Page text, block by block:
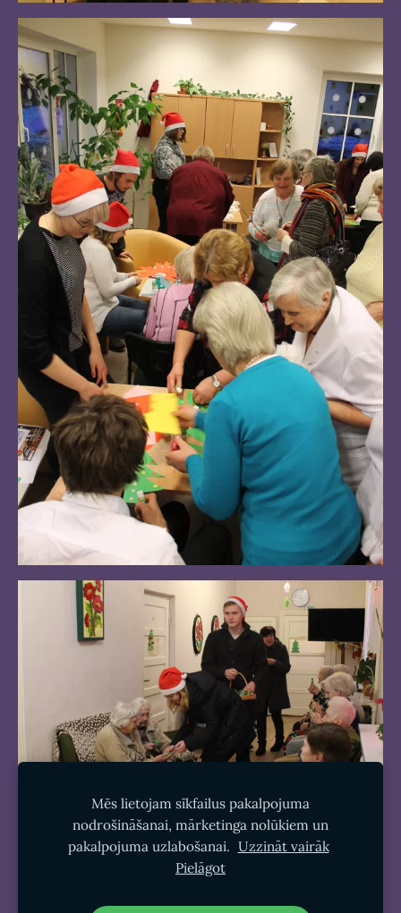
Sīkdatnes
Mēs lietojam sīkfailus pakalpojuma
nodrošināšanai, mārketinga nolūkiem un
pakalpojuma uzlabošanai. Uzzināt vairāk
Pielāgot